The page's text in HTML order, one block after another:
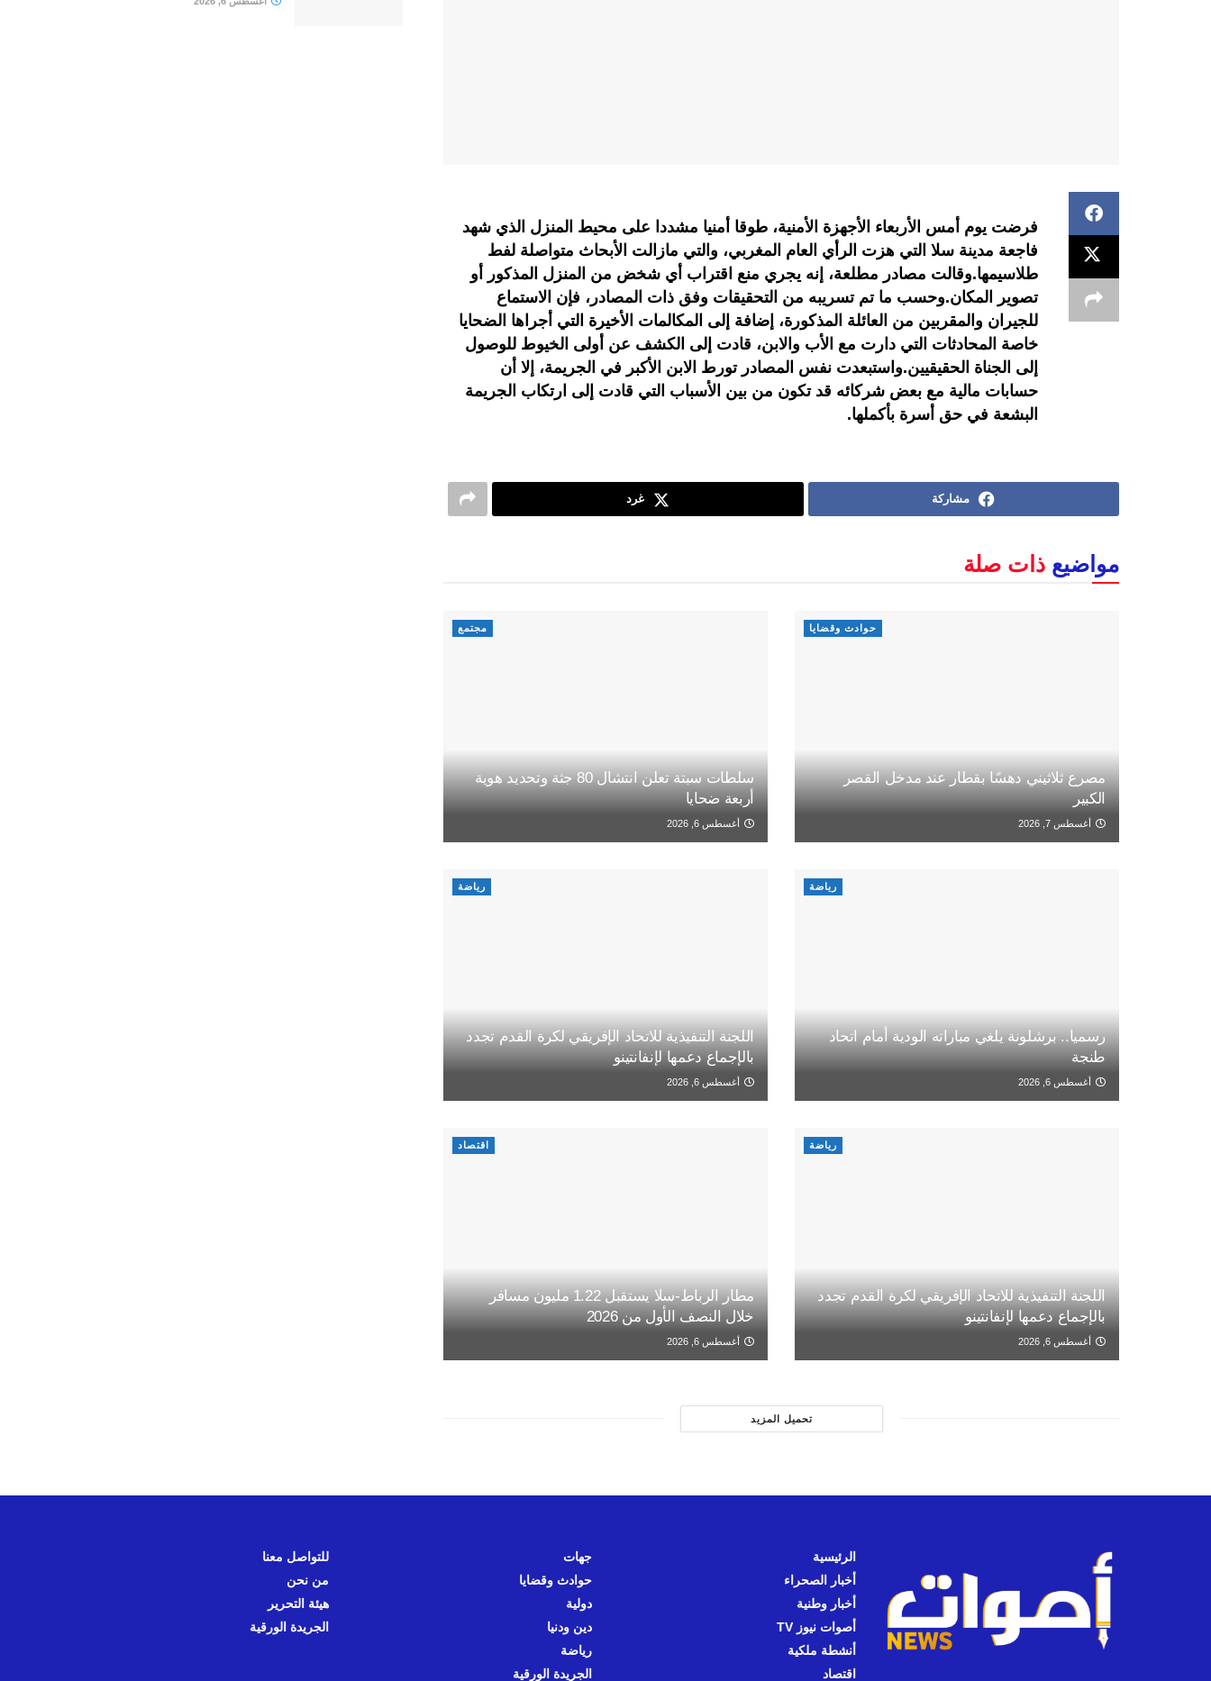
فرضت يوم أمس الأربعاء الأجهزة الأمنية، طوقا أمنيا مشددا على محيط المنزل الذي شهد
فاجعة مدينة سلا التي هزت الرأي العام المغربي، والتي مازالت الأبحاث متواصلة لفط
طلاسيمها.وقالت مصادر مطلعة، إنه يجري منع اقتراب أي شخض من المنزل المذكور أو
تصوير المكان.وحسب ما تم تسريبه من التحقيقات وفق ذات المصادر، فإن الاستماع
للجيران والمقربين من العائلة المذكورة، إضافة إلى المكالمات الأخيرة التي أجراها الضحايا
خاصة المحادثات التي دارت مع الأب والابن، قادت إلى الكشف عن أولى الخيوط للوصول
إلى الجناة الحقيقيين.واستبعدت نفس المصادر تورط الابن الأكبر في الجريمة، إلا أن
حسابات مالية مع بعض شركائه قد تكون من بين الأسباب التي قادت إلى ارتكاب الجريمة
البشعة في حق أسرة بأكملها.
مشاركة غرد
مواضيع ذات صلة
حوادث وقضايا
مصرع ثلاثيني دهسًا بقطار عند مدخل القصر
الكبير
أغسطس 7, 2026
مجتمع
سلطات سبتة تعلن انتشال 80 جثة وتحديد هوية
أربعة ضحايا
أغسطس 6, 2026
رياضة
رسميا.. برشلونة يلغي مباراته الودية أمام اتحاد
طنجة
أغسطس 6, 2026
رياضة
اللجنة التنفيذية للاتحاد الإفريقي لكرة القدم تجدد
بالإجماع دعمها لإنفانتينو
أغسطس 6, 2026
رياضة
اللجنة التنفيذية للاتحاد الإفريقي لكرة القدم تجدد
بالإجماع دعمها لإنفانتينو
أغسطس 6, 2026
اقتصاد
مطار الرباط-سلا يستقبل 1.22 مليون مسافر
خلال النصف الأول من 2026
أغسطس 6, 2026
تحميل المزيد
الرئيسية
أخبار الصحراء
أخبار وطنية
أصوات نيوز TV
أنشطة ملكية
اقتصاد
جهات
حوادث وقضايا
دولية
دين ودنيا
رياضة
الجريدة الورقية
للتواصل معنا
من نحن
هيئة التحرير
الجريدة الورقية